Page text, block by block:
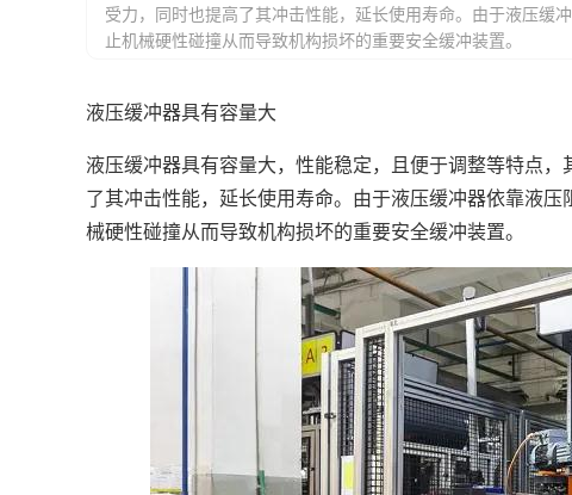
受力，同时也提高了其冲击性能，延长使用寿命。由于液压缓
止机械硬性碰撞从而导致机构损坏的重要安全缓冲装置。
液压缓冲器具有容量大
液压缓冲器具有容量大，性能稳定，且便于调整等特点
了其冲击性能，延长使用寿命。由于液压缓冲器依靠液
械硬性碰撞从而导致机构损坏的重要安全缓冲装置。